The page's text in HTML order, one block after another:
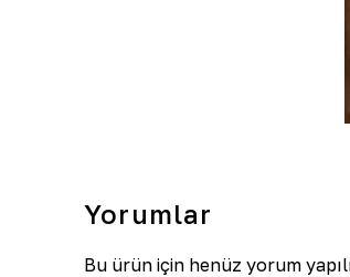
Yorumlar
Bu ürün için henüz yorum